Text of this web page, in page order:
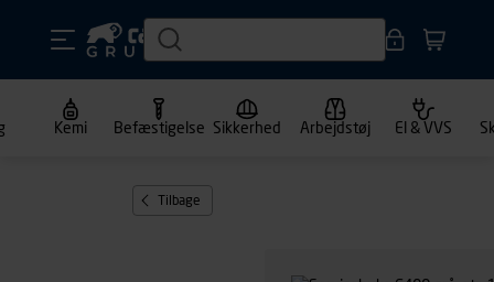
Kemi Befæstigelse Sikkerhed Arbejdstøj El & VVS
Tilbage